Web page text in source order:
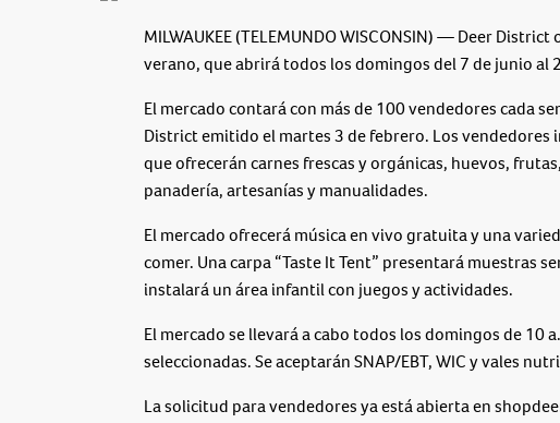
MILWAUKEE (TELEMUNDO WISCONSIN) — Deer
verano, que abrirátodos los domingos del 7 de junio al
El mercado contará con más de 100 vendedores cada
District emitido el martes 3 de febrero. Los
que ofreceráncarnes frescas y orgánicas, huevos,
panadería, artesanías y manualidades.
El mercado ofrecerámúsica en vivo gratuitay una
comer. Unacarpa “Taste It Tent” presentará muestras
instalará unárea infantilcon juegos y actividades.
El mercado se llevará a cabo todos los domingos de 10
seleccionadas. Se aceptaránSNAP/EBT, WIC y vales
Lasolicitud para vendedores ya está abiertaen